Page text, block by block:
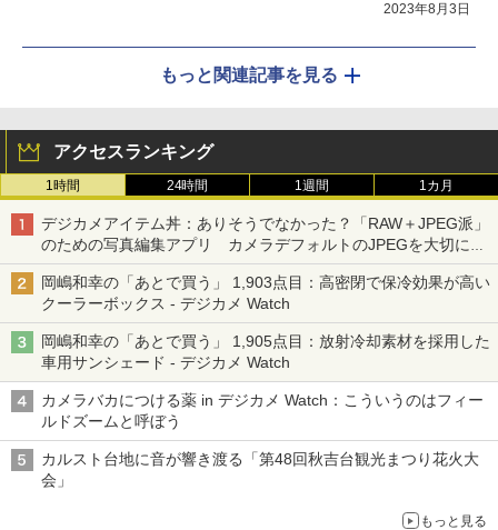
2023年8月3日
もっと関連記事を見る
アクセスランキング
1時間 24時間 1週間 1カ月
デジカメアイテム丼：ありそうでなかった？「RAW＋JPEG派」
のための写真編集アプリ カメラデフォルトのJPEGを大切にす
る「Filmator」
岡嶋和幸の「あとで買う」 1,903点目：高密閉で保冷効果が高い
クーラーボックス - デジカメ Watch
岡嶋和幸の「あとで買う」 1,905点目：放射冷却素材を採用した
車用サンシェード - デジカメ Watch
カメラバカにつける薬 in デジカメ Watch：こういうのはフィー
ルドズームと呼ぼう
カルスト台地に音が響き渡る「第48回秋吉台観光まつり花火大
会」
もっと見る